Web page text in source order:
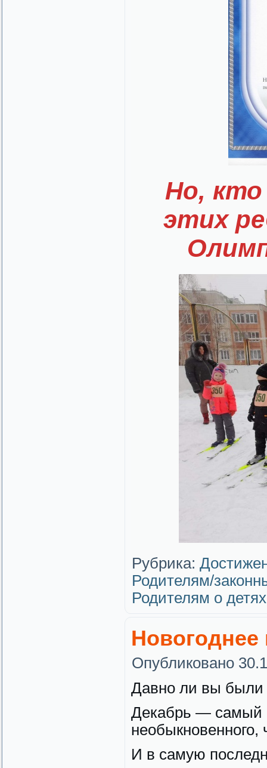
Но,
этих
Рубрика:
Родителям/
Родителям о детях
Опубликовано
Давно ли вы были
Декабрь — самый
необыкновенного,
И в самую